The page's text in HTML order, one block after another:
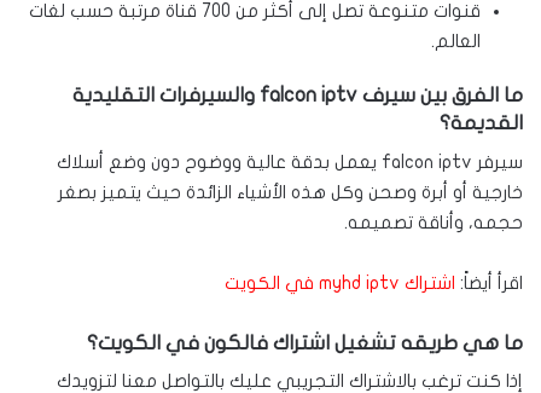
قنوات متنوعة تصل إلى أكثر من 700 قناة
مرتبة حسب لغات
العالم.
ما الفرق بين سيرف
falcon iptv والسيرفرات التقليدية
القديمة؟
سيرفر falcon iptv يعمل بدقة عالية ووضوح دون وضع أسلاك
خارجية أو أبرة وصحن وكل هذه الأشياء الزائدة حيث يتميز بصغر
حجمه، وأناقة تصميمه.
اقرأ أيضاً: اشتراك myhd iptv في الكويت
ما هي طريقه تشغيل اشتراك فالكون في الكويت؟
إذا كنت ترغب بالاشتراك التجريبي عليك بالتواصل معنا لتزويدك